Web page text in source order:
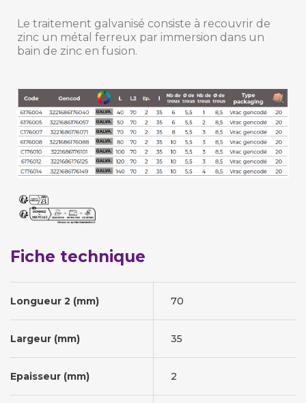
Le traitement galvanisé consiste à recouvrir de
zinc un métal ferreux par immersion dans un
bain de zinc en fusion.
Fiche technique
Longueur 2 (mm) 70
Largeur (mm) 35
Epaisseur (mm) 2